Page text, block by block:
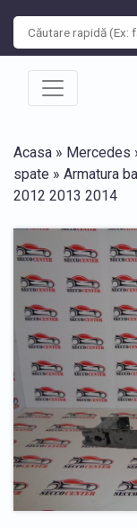
Acasa » Mercedes
spate » Armatura
2012 2013 2014